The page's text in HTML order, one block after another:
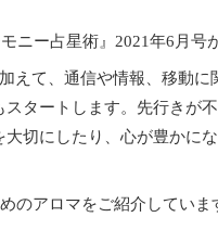
ニー占星術』2021年6月号
えて、通信や情報、移動
タートします。先行きが
切にしたり、心が豊かに
のアロマをご紹介していま